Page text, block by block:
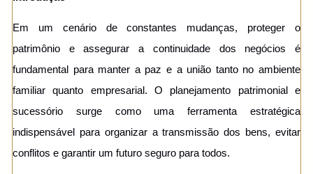
Em um cenário de constantes mudanças, proteger o
patrimônio e assegurar a continuidade dos negócios é
fundamental para manter a paz e a união tanto no ambiente
familiar quanto empresarial. O planejamento patrimonial e
sucessório surge como uma ferramenta estratégica
indispensável para organizar a transmissão dos bens, evitar
conflitos e garantir um futuro seguro para todos.